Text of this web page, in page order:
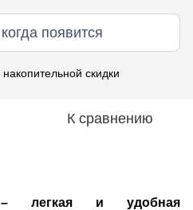
появится
скидки
К сравнению
– легкая и удобная